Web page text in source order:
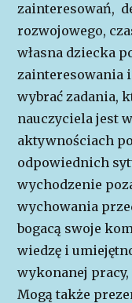
zainteresowań,
rozwojowego,
własna dziecka
zainteresowania
wybrać zadania,
nauczyciela jest
aktywnościach
odpowiednich
wychodzenie
wychowania
bogacą swoje
wiedzę i
wykonanej
Mogą także